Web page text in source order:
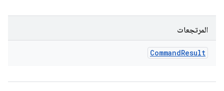
المرتجعات
CommandResult